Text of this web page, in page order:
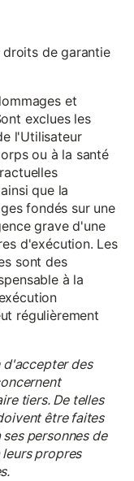
droits de garantie
et
exclues les
l'Utilisateur
ou à la santé
que la
fondés sur une
grave d'une
d'exécution. Les
sont des
à la
régulièrement
des
tiers. De telles
être faites
personnes de
propres